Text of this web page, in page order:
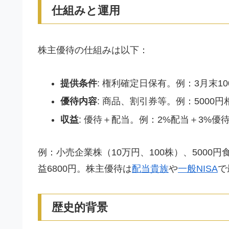
仕組みと運用
株主優待の仕組みは以下：
提供条件: 権利確定日保有。例：3月末
優待内容: 商品、割引券等。例：5000円
収益: 優待＋配当。例：2%配当＋3%優
例：小売企業株（10万円、100株）、5000円
益6800円。株主優待は配当貴族や一般NISA
歴史的背景